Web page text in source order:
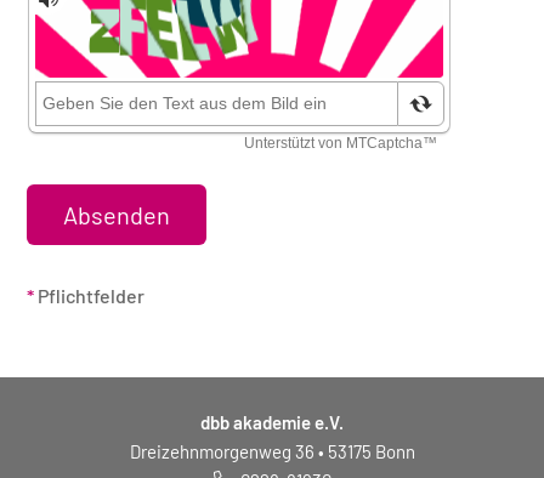
* Pflichtfelder
dbb akademie e.V.
Dreizehnmorgenweg 36 • 53175 Bonn